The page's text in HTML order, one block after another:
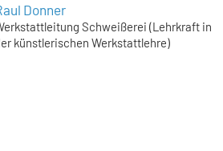
Donner
Schweißerei (Lehrkraft in
künstlerischen Werkstattlehre)